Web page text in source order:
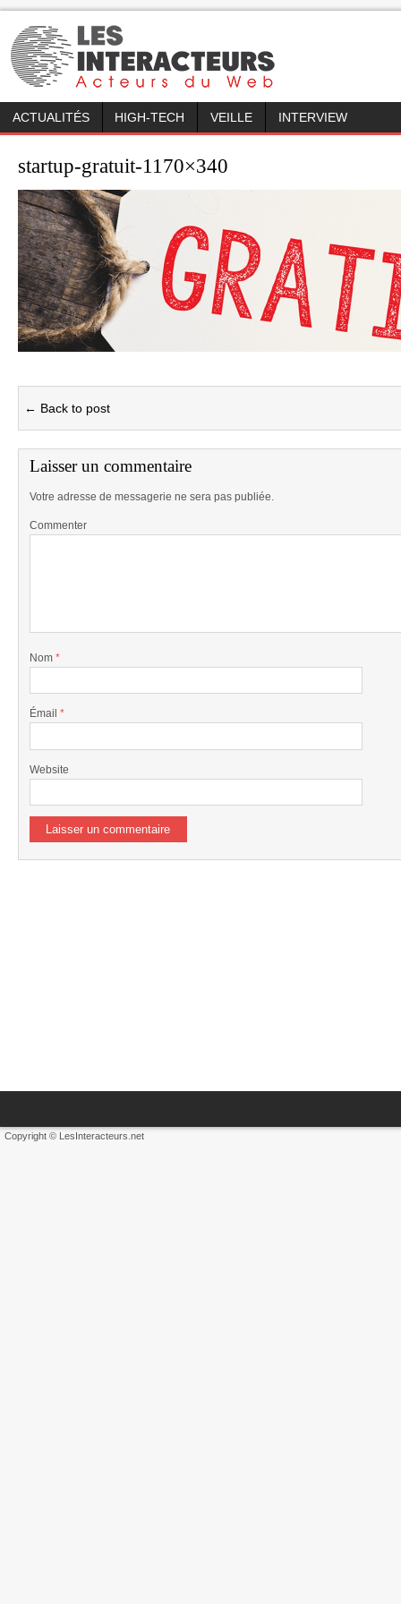
ACTUALITÉS HIGH-TECH VEILLE INTERVIEW
startup-gratuit-1170×340
← Back to post
Laisser un commentaire
Votre adresse de messagerie ne sera pas publiée.
Commenter
Nom *
Émail *
Website
Copyright © LesInteracteurs.net